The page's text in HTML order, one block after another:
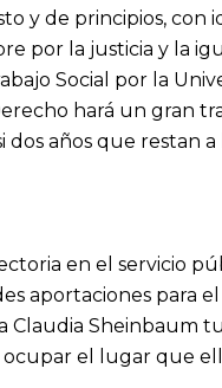
y de principios, con
por la justicia y la
Social por la
hará un gran
años que restan
en el servicio
aportaciones para
Claudia Sheinbaum
el lugar que